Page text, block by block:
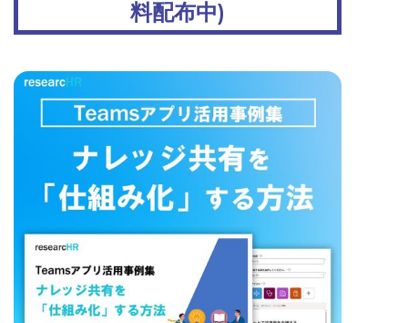
料配布中)